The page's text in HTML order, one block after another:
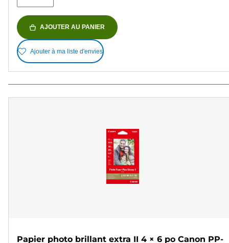
AJOUTER AU PANIER
Ajouter à ma liste d'envies
Papier photo brillant extra II 4 × 6 po Canon PP-